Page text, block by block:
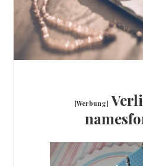
[Werbung]